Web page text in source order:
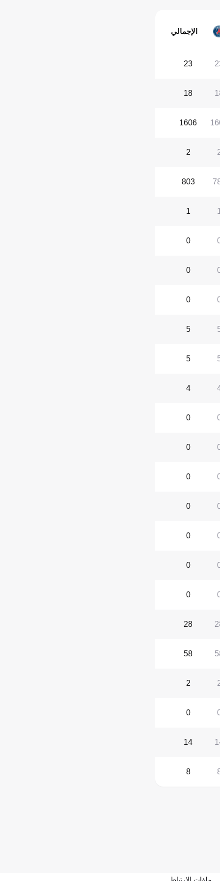
الإجمالي
23
18
1606
2
803
1
1
0
0
0
5
5
4
0
0
0
0
0
0
0
28
58
2
0
14
8
ملفات الارتباط